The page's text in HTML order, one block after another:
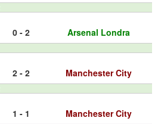
0 - 2 Arsenal Londra
2 - 2 Manchester City
1 - 1 Manchester City